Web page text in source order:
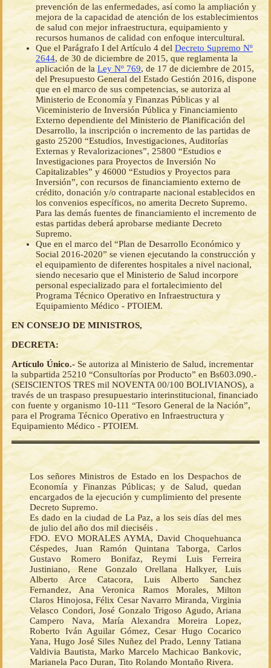
prevención de las enfermedades, así como la ampliación y
mejora de la capacidad de atención de los establecimientos
de salud con mejor infraestructura, equipamiento y
recursos humanos de calidad con enfoque intercultural.
Que el Parágrafo I del Artículo 4 del Decreto Supremo Nº
2644, de 30 de diciembre de 2015, que reglamenta la
aplicación de la Ley Nº 769, de 17 de diciembre de 2015,
del Presupuesto General del Estado Gestión 2016, dispone
que en el marco de sus competencias, se autoriza al
Ministerio de Economía y Finanzas Públicas y al
Viceministerio de Inversión Pública y Financiamiento
Externo dependiente del Ministerio de Planificación del
Desarrollo, la inscripción o incremento de las partidas de
gasto 25200 “Estudios, Investigaciones, Auditorías
Externas y Revalorizaciones”, 25800 “Estudios e
Investigaciones para Proyectos de Inversión No
Capitalizables” y 46000 “Estudios y Proyectos para
Inversión”, con recursos de financiamiento externo de
crédito, donación y/o contraparte nacional establecidos en
los convenios específicos, no amerita Decreto Supremo.
Para las demás fuentes de financiamiento el incremento de
estas partidas deberá aprobarse mediante Decreto
Supremo.
Que en el marco del “Plan de Desarrollo Económico y
Social 2016-2020” se vienen ejecutando la construcción y
el equipamiento de diferentes hospitales a nivel nacional,
siendo necesario que el Ministerio de Salud incorpore
personal especializado para el fortalecimiento del
Programa Técnico Operativo en Infraestructura y
Equipamiento Médico - PTOIEM.
EN CONSEJO DE MINISTROS,
DECRETA:
Artículo Único.- Se autoriza al Ministerio de Salud, incrementar
la subpartida 25210 “Consultorías por Producto” en Bs603.090.-
(SEISCIENTOS TRES mil NOVENTA 00/100 BOLIVIANOS), a
través de un traspaso presupuestario interinstitucional, financiado
con fuente y organismo 10-111 “Tesoro General de la Nación”,
para el Programa Técnico Operativo en Infraestructura y
Equipamiento Médico - PTOIEM.
Los señores Ministros de Estado en los Despachos de
Economía y Finanzas Públicas; y de Salud, quedan
encargados de la ejecución y cumplimiento del presente
Decreto Supremo.
Es dado en la ciudad de La Paz, a los seis días del mes
de julio del año dos mil dieciséis .
FDO. EVO MORALES AYMA, David Choquehuanca
Céspedes, Juan Ramón Quintana Taborga, Carlos
Gustavo Romero Bonifaz, Reymi Luis Ferreira
Justiniano, Rene Gonzalo Orellana Halkyer, Luis
Alberto Arce Catacora, Luis Alberto Sanchez
Fernandez, Ana Veronica Ramos Morales, Milton
Claros Hinojosa, Félix Cesar Navarro Miranda, Virginia
Velasco Condori, José Gonzalo Trigoso Agudo, Ariana
Campero Nava, María Alexandra Moreira Lopez,
Roberto Iván Aguilar Gómez, Cesar Hugo Cocarico
Yana, Hugo José Siles Nuñez del Prado, Lenny Tatiana
Valdivia Bautista, Marko Marcelo Machicao Bankovic,
Marianela Paco Duran, Tito Rolando Montaño Rivera.